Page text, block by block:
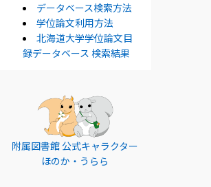
データベース検索方法
学位論文利用方法
北海道大学学位論文目
録データベース 検索結果
附属図書館 公式キャラクター
ほのか・うらら